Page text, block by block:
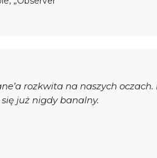
rozkwita na naszych
już nigdy banalny.